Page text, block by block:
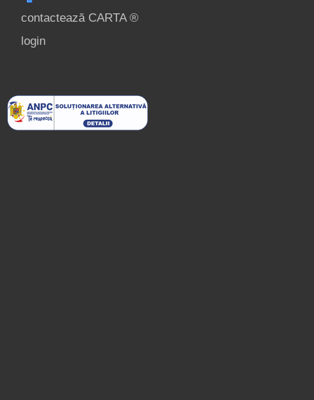
contactează CARTA ®
login